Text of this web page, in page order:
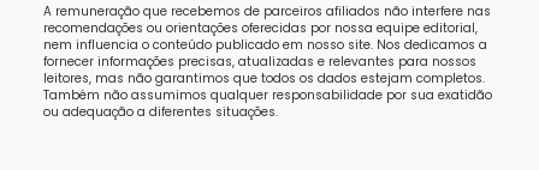
A remuneração que recebemos de parceiros afiliados não interfere nas
recomendações ou orientações oferecidas por nossa equipe editorial,
nem influencia o conteúdo publicado em nosso site. Nos dedicamos a
fornecer informações precisas, atualizadas e relevantes para nossos
leitores, mas não garantimos que todos os dados estejam completos.
Também não assumimos qualquer responsabilidade por sua exatidão
ou adequação a diferentes situações.